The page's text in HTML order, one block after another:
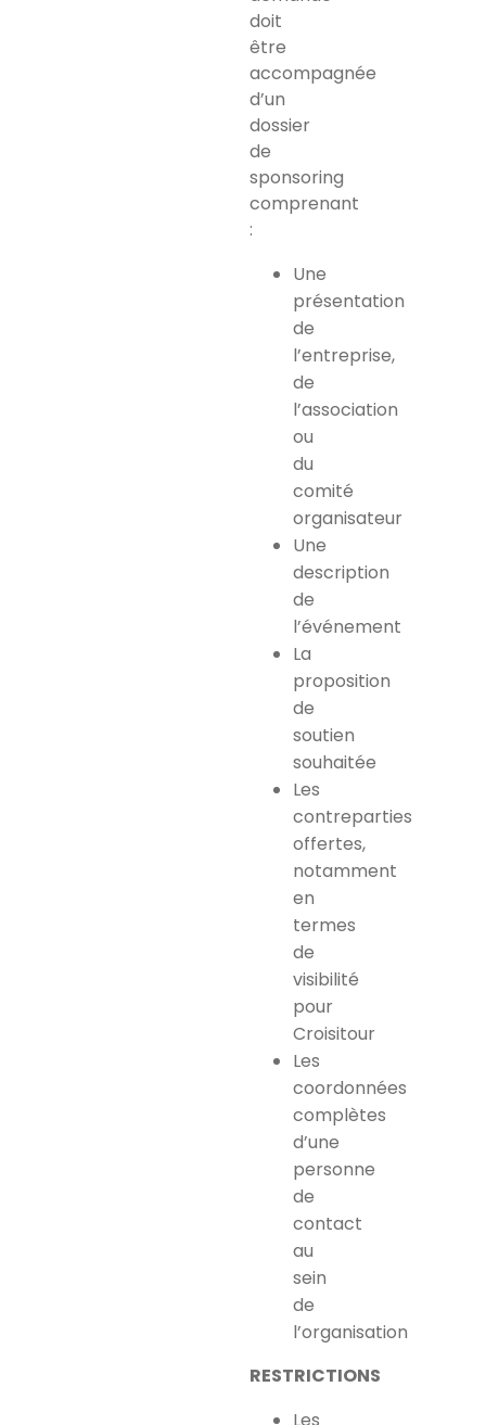
doit
être
accompagnée
d’un
dossier
de
sponsoring
comprenant
:
Une
présentation
de
l’entreprise,
de
l’association
ou
du
comité
organisateur
Une
description
de
l’événement
La
proposition
de
soutien
souhaitée
Les
contreparties
offertes,
notamment
en
termes
de
visibilité
pour
Croisitour
Les
coordonnées
complètes
d’une
personne
de
contact
au
sein
de
l’organisation
RESTRICTIONS